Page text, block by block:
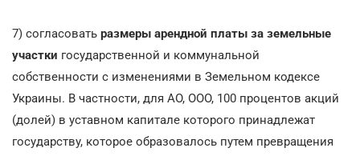
7) согласовать размеры арендной платы за земельные
участки государственной и коммунальной
собственности с изменениями в Земельном кодексе
Украины. В частности, для АО, ООО, 100 процентов акций
(долей) в уставном капитале которого принадлежат
государству, которое образовалось путем превращения